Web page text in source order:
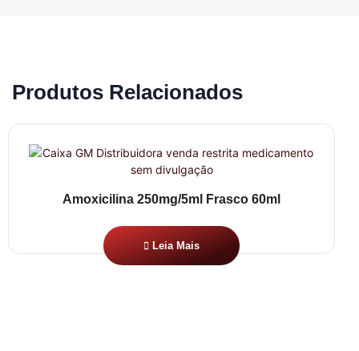
Produtos Relacionados
Amoxicilina 250mg/5ml Frasco 60ml
Leia Mais